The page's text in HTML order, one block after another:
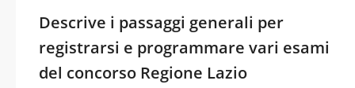
Descrive i passaggi generali per
registrarsi e programmare vari esami
del concorso Regione Lazio